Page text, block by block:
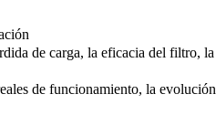
de carga, la eficacia del filtro,
de funcionamiento, la